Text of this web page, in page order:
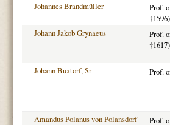
Johannes Brandmüller
Prof.
†1596)
Johann Jakob Grynaeus
Prof.
†1617)
Johann Buxtorf, Sr Prof.
Amandus Polanus von Polansdorf
Prof.